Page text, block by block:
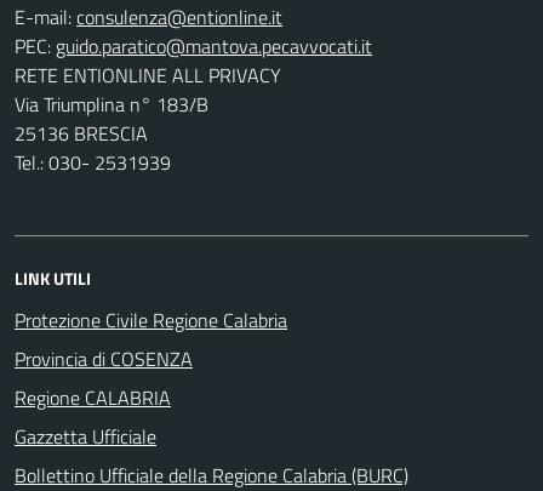
E-mail:
PEC:
RETE ENTIONLINE ALL PRIVACY
Via Triumplina n° 183/B
25136 BRESCIA
Tel.: 030- 2531939
LINK UTILI
Protezione Civile Regione Calabria
Provincia di COSENZA
Regione CALABRIA
Gazzetta Ufficiale
Bollettino Ufficiale della Regione Calabria (BURC)